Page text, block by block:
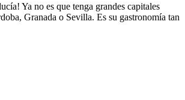
Ya no es que tenga grandes capitales
Granada o Sevilla. Es su gastronomía tan